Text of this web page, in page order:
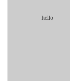
hello